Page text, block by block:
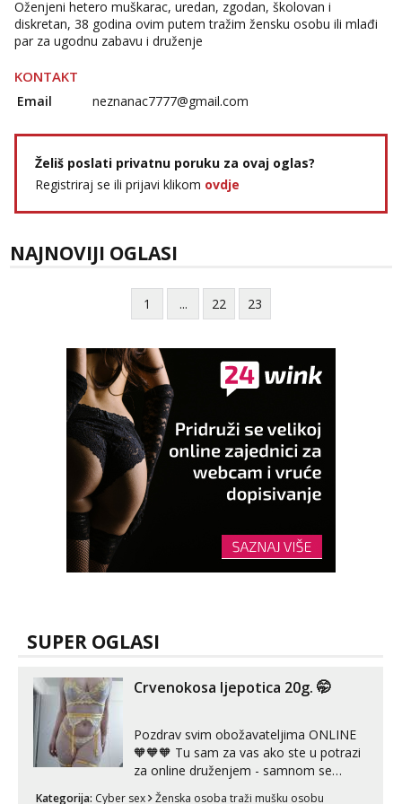
Tel:064/677-677- Kod: #142
tel:0,93€ - mob:1,12€ min
Oženjeni hetero muškarac, uredan, zgodan, školovan i
diskretan, 38 godina ovim putem tražim žensku osobu ili mlađi
par za ugodnu zabavu i druženje
KONTAKT
Email neznanac7777@gmail.com
Želiš poslati privatnu poruku za ovaj oglas?
Registriraj se ili prijavi klikom ovdje
NAJNOVIJI OGLASI
1 ... 22 23
SUPER OGLASI
Crvenokosa ljepotica 20g. 🤭
Pozdrav svim obožavateljima ONLINE
🧡🧡🧡 Tu sam za vas ako ste u potrazi
za online druženjem - samnom se
možete zabaviti preko videopoziva, ili
Kategorija: Cyber sex Ženska osoba traži mušku osobu